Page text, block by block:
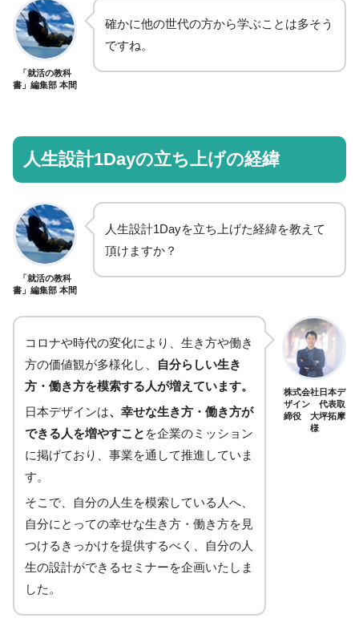
「就活の教科
書」編集部 本間
確かに他の世代の方から学ぶことは多そう
ですね。
人生設計1Dayの立ち上げの経緯
「就活の教科
書」編集部 本間
人生設計1Dayを立ち上げた経緯を教えて
頂けますか？
コロナや時代の変化により、生き方や働き
方の価値観が多様化し、
自分らしい生き
方・働き方を模索する人が増えています。
日本デザインは、幸せな生き方・働き方が
できる人を増やすこと を企業のミッション
に掲げており、事業を通して推進していま
す。
そこで、自分の人生を模索している人へ、
自分にとっての幸せな生き方・働き方を見
つけるきっかけを提供するべく、自分の人
生の設計ができるセミナーを企画いたしま
した。
株式会社日本デ
ザイン 代表取
締役 大坪拓摩
様